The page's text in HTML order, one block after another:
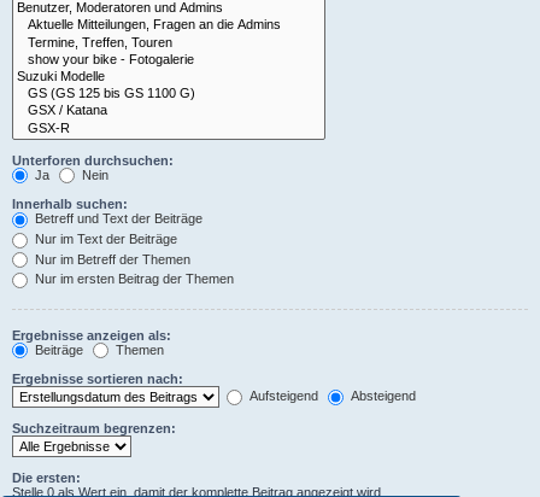
Unterforen durchsuchen:
Ja
Nein
Innerhalb suchen:
Betreff und Text der Beiträge
Nur im Text der Beiträge
Nur im Betreff der Themen
Nur im ersten Beitrag der Themen
Ergebnisse anzeigen als:
Beiträge
Themen
Ergebnisse sortieren nach:
Aufsteigend
Absteigend
Suchzeitraum begrenzen:
Die ersten:
Stelle 0 als Wert ein, damit der komplette Beitrag angezeigt wird.